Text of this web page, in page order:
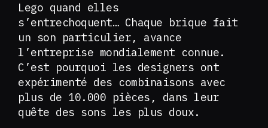
Lego quand elles
s’entrechoquent… Chaque brique fait
un son particulier, avance
l’entreprise mondialement connue.
C’est pourquoi les designers ont
expérimenté des combinaisons avec
plus de 10.000 pièces, dans leur
quête des sons les plus doux.